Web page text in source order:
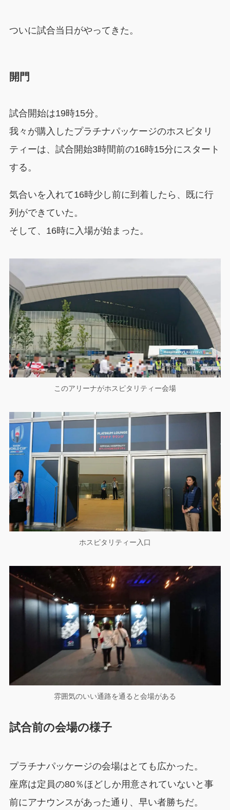
ついに試合当日がやってきた。
開門
試合開始は19時15分。
我々が購入したプラチナパッケージのホスピタリ
ティーは、試合開始3時間前の16時15分にスタート
する。
気合いを入れて16時少し前に到着したら、既に行
列ができていた。
そして、16時に入場が始まった。
このアリーナがホスピタリティー会場
ホスピタリティー入口
雰囲気のいい通路を通ると会場がある
試合前の会場の様子
プラチナパッケージの会場はとても広かった。
座席は定員の80％ほどしか用意されていないと事
前にアナウンスがあった通り、早い者勝ちだ。